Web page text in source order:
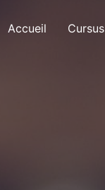
Accueil Cursus